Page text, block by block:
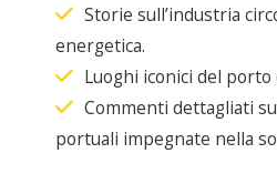
Storie sull’industria
energetica.
Luoghi iconici del porto
Commenti dettagliati
portuali impegnate nella